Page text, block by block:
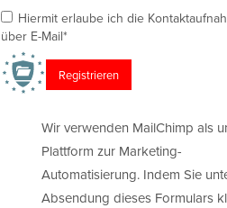
Hiermit erlaube ich die
über E-Mail*
Wir verwenden MailChimp als
Plattform zur Marketing-
Automatisierung. Indem Sie
Absendung dieses Formulars